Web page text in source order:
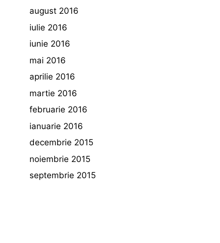
august 2016
iulie 2016
iunie 2016
mai 2016
aprilie 2016
martie 2016
februarie 2016
ianuarie 2016
decembrie 2015
noiembrie 2015
septembrie 2015